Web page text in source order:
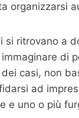
organizzarsi
si ritrovano a
di
casi, non
ad
e uno o più